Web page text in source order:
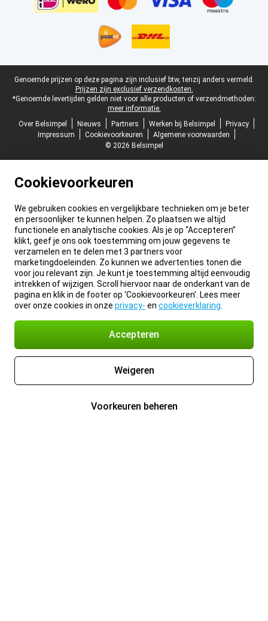
Juridische voettekst
Genoemde prijzen op deze pagina zijn inclusief btw, tenzij anders vermeld.
Prijzen zijn exclusief verzendkosten.
*Genoemde levertijden gelden niet voor alle producten of verzendmethoden:
meer informatie.
Over Belsimpel
Nieuws Partners Werken bij Belsimpel
Privacy
Impressum
Cookievoorkeuren
Algemene voorwaarden
© 2026 Belsimpel
Cookievoorkeuren
We gebruiken cookies en vergelijkbare technieken om je beter
en persoonlijker te kunnen helpen. Zo plaatsen we altijd
functionele en analytische cookies. Als je op “Accepteren”
klikt, geef je ons ook toestemming om jouw gegevens te
verzamelen en te delen met 3 partners voor
marketingdoeleinden. Zo kunnen we advertenties tonen die
voor jou relevant zijn. Je kunt je toestemming altijd eenvoudig
intrekken of wijzigen. Scroll hiervoor naar de onderkant van de
pagina en klik in de footer op 'Cookievoorkeuren'. Lees meer
over onze cookies in onze privacy- en cookieverklaring
Accepteren
Weigeren
Voorkeuren beheren